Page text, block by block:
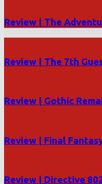
Review | The
Review | The 7th
Review | Gothic
Review | Final
Review | Directive